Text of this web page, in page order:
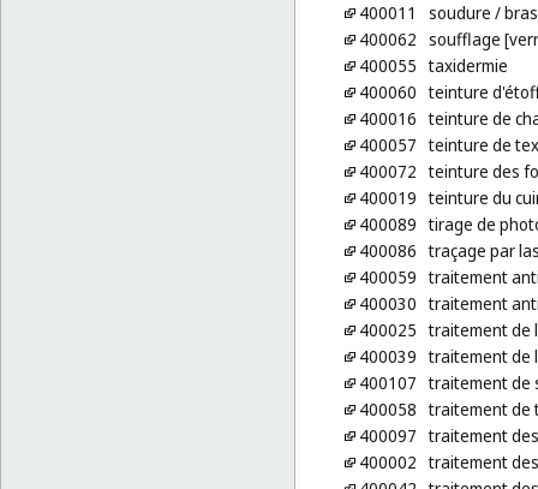
400011
soudure /
400062 soufflage
400055 taxidermie
400060 teinture
400016 teinture de
400057 teinture de
400072 teinture des
400019 teinture du
400089 tirage de
400086 traçage par
400059 traitement
400030 traitement
400025 traitement de
400039 traitement de
400107 traitement de
400058 traitement de
400097 traitement
400002 traitement